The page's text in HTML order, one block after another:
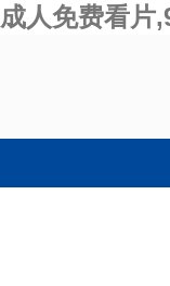
成人免费看片